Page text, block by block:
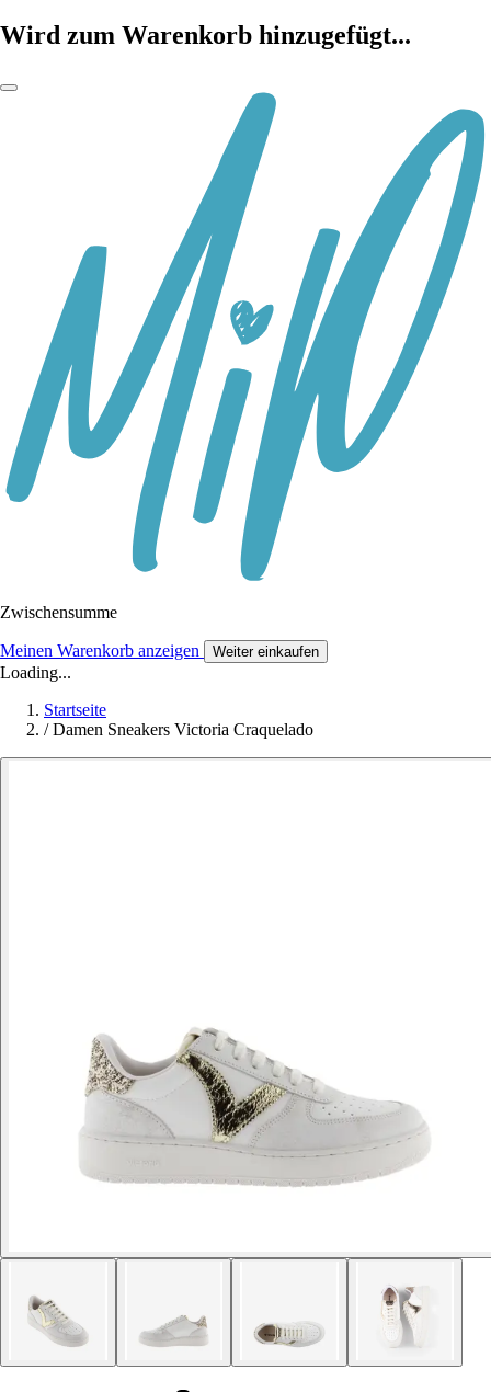
Wird zum Warenkorb hinzugefügt...
Zwischensumme
Meinen Warenkorb anzeigen Weiter einkaufen
Loading...
Startseite
/ Damen Sneakers Victoria Craquelado